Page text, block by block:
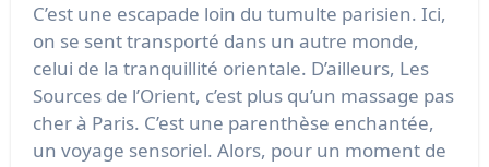
C’est une escapade loin du tumulte parisien. Ici,
on se sent transporté dans un autre monde,
celui de la tranquillité orientale. D’ailleurs, Les
Sources de l’Orient, c’est plus qu’un massage pas
cher à Paris. C’est une parenthèse enchantée,
un voyage sensoriel. Alors, pour un moment de